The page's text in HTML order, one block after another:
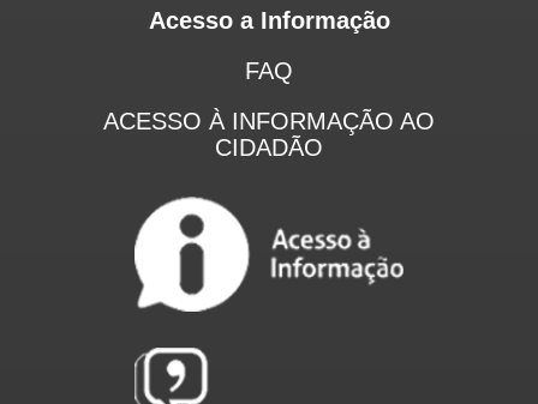
Acesso a Informação
FAQ
ACESSO À INFORMAÇÃO AO
CIDADÃO